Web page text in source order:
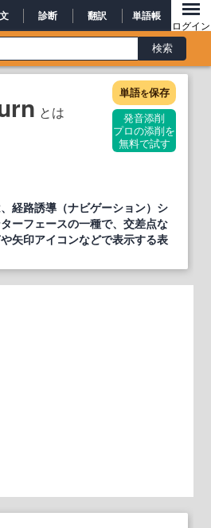
診断 翻訳 単語帳
ログイン
とは
単語を保存
発音添削
プロの添削を
無料で試す
経路誘導（ナビゲーション）シ
ーフェースの一種で、交差点な
矢印アイコンなどで表示する表